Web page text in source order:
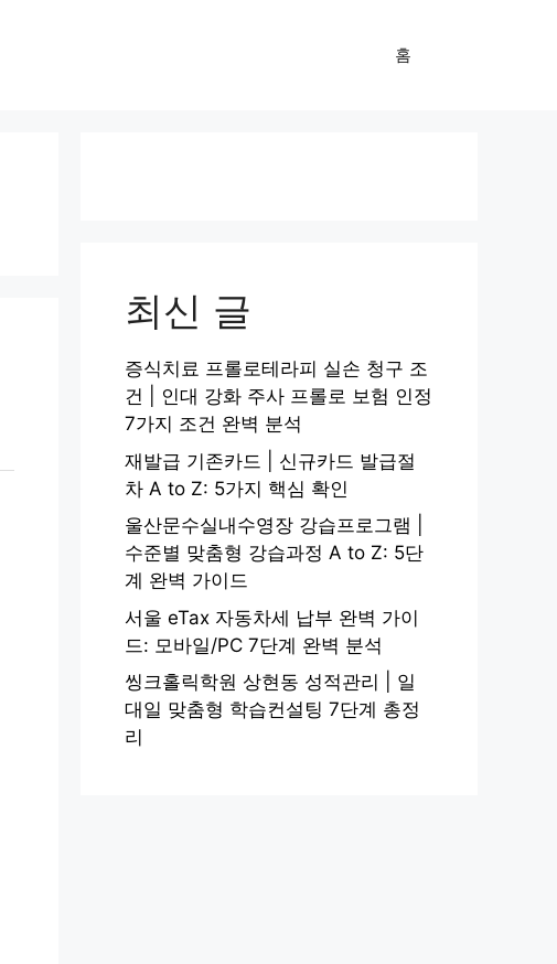
홈
최신 글
증식치료 프롤로테라피 실손 청구 조
건 | 인대 강화 주사 프롤로 보험 인정
7가지 조건 완벽 분석
재발급 기존카드 | 신규카드 발급절
차 A to Z: 5가지 핵심 확인
울산문수실내수영장 강습프로그램 |
수준별 맞춤형 강습과정 A to Z: 5단
계 완벽 가이드
서울 eTax 자동차세 납부 완벽 가이
드: 모바일/PC 7단계 완벽 분석
씽크홀릭학원 상현동 성적관리 | 일
대일 맞춤형 학습컨설팅 7단계 총정
리